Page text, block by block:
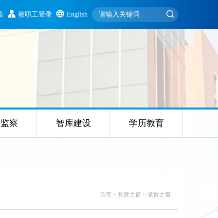
教职工登录 English
察 智库建设 学历教育
首页 > 党建之窗 > 党群之窗